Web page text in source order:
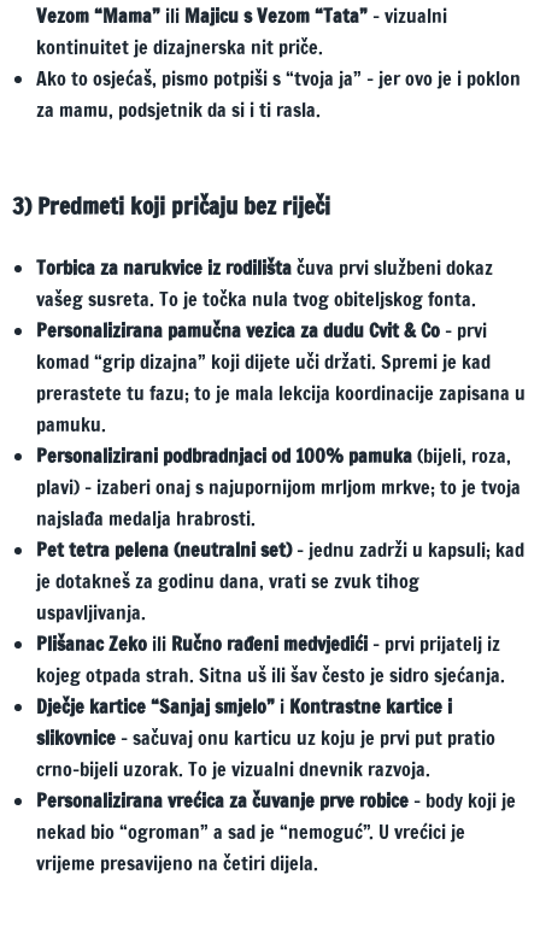
Vezom “Mama” ili Majicu s Vezom “Tata”– vizualni
kontinuitet je dizajnerska nit priče.
Ako to osjećaš, pismo potpiši s “tvoja ja” – jer ovo je i poklon
za mamu, podsjetnik da si i ti rasla.
3) Predmeti koji pričaju bez riječi
Torbica za narukvice iz rodilištačuva prvi službeni dokaz
vašeg susreta. To je točka nula tvog obiteljskog fonta.
Personalizirana pamučna vezica za dudu Cvit & Co– prvi
komad “grip dizajna” koji dijete uči držati. Spremi je kad
prerastete tu fazu; to je mala lekcija koordinacije zapisana u
pamuku.
Personalizirani podbradnjaci od 100% pamuka(bijeli, roza,
plavi) – izaberi onaj s najupornijom mrljom mrkve; to je tvoja
najslađa medalja hrabrosti.
Pet tetra pelena (neutralni set)– jednu zadrži u kapsuli; kad
je dotakneš za godinu dana, vrati se zvuk tihog
uspavljivanja.
Plišanac Zeko ili Ručno rađeni medvjedići– prvi prijatelj iz
kojeg otpada strah. Sitna uš ili šav često je sidro sjećanja.
Dječje kartice “Sanjaj smjelo” i Kontrastne kartice i
slikovnice– sačuvaj onu karticu uz koju je prvi put pratio
crno-bijeli uzorak. To je vizualni dnevnik razvoja.
Personalizirana vrećica za čuvanje prve robice– body koji je
nekad bio “ogroman” a sad je “nemoguć”. U vrećici je
vrijeme presavijeno na četiri dijela.